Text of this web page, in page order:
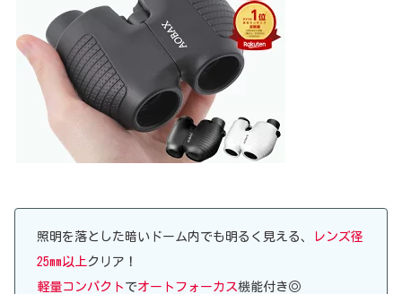
照明を落とした暗いドーム内でも明るく見える、
レンズ径
25mm以上 クリア！
軽量コンパクト でオートフォーカス機能付き◎